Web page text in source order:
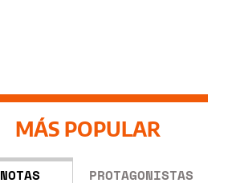
MÁS POPULAR
NOTAS PROTAGONISTAS